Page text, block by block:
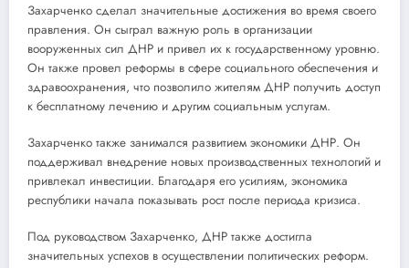
Захарченко сделал значительные достижения во время своего
правления. Он сыграл важную роль в организации
вооруженных сил ДНР и привел их к государственному уровню.
Он также провел реформы в сфере социального обеспечения и
здравоохранения, что позволило жителям ДНР получить доступ
к бесплатному лечению и другим социальным услугам.
Захарченко также занимался развитием экономики ДНР. Он
поддерживал внедрение новых производственных технологий и
привлекал инвестиции. Благодаря его усилиям, экономика
республики начала показывать рост после периода кризиса.
Под руководством Захарченко, ДНР также достигла
значительных успехов в осуществлении политических реформ.